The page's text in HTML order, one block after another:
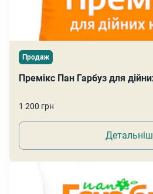
Продаж
Премікс Пан Гарбуз для
1 200 грн